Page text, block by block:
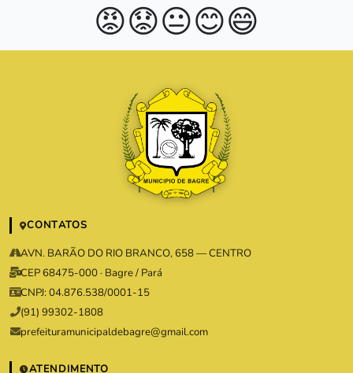
😡😟😐😊😄
CONTATOS
AVN. BARÃO DO RIO BRANCO, 658 — CENTRO
CEP 68475-000 · Bagre / Pará
CNPJ: 04.876.538/0001-15
(91) 99302-1808
prefeituramunicipaldebagre@gmail.com
ATENDIMENTO